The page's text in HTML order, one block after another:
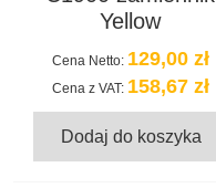
Yellow
Cena Netto: 129,00 zł
Cena z VAT: 158,67 zł
Dodaj do koszyka